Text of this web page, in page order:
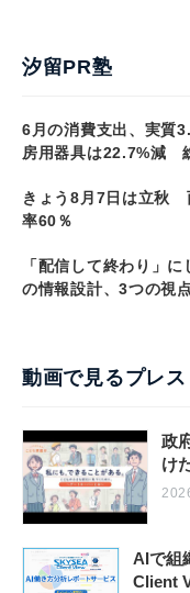
汐留PR塾
6月の消費支出、実質
房用器具は22.7%減
きょう8月7日は立秋
率60％
「配信して終わり」
の情報設計、3つの視
動画で見るプレ
政
け
AIで組
Client